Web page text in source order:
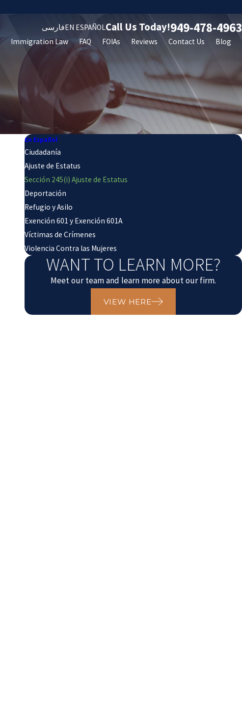
فارسیEN ESPAÑOLCall Us Today!949-478-4963
Immigration Law FAQ FOIAs Reviews Contact Us Blog
En Español
Ciudadanía
Ajuste de Estatus
Sección 245(i) Ajuste de Estatus
Deportación
Refugio y Asilo
Exención 601 y Exención 601A
Víctimas de Crímenes
Violencia Contra las Mujeres
WANT TO LEARN MORE?
Meet our team and learn more about our firm.
VIEW HERE